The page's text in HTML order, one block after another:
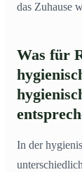
das Zuhause
Was für
In der